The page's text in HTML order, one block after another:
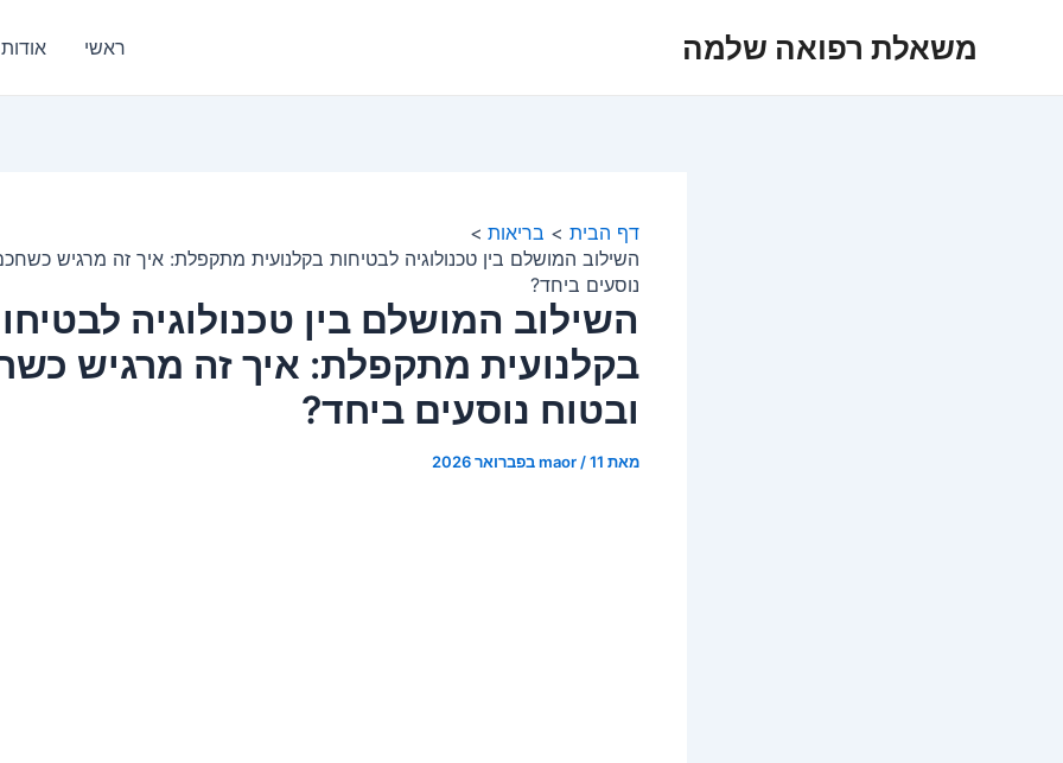
משאלת רפואה שלמה ראשי אודות
דף הבית
בריאות
השילוב המושלם בין טכנולוגיה לבטיחות בקלנועית מתקפלת: איך זה מרגיש
נוסעים ביחד?
השילוב המושלם בין טכנולוגיה
בקלנועית מתקפלת: איך זה מרגיש
ובטוח נוסעים ביחד?
מאת maor /11 בפברואר 2026